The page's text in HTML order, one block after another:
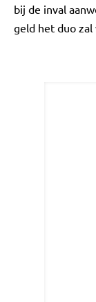
bij de inval
geld het duo